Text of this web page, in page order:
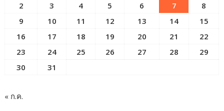
2
3 4 5 6 7
8
9
10 11 12 13 14
15
16
17 18 19 20 21
22
23
24 25 26 27 28
29
30
31
« ก.ค.